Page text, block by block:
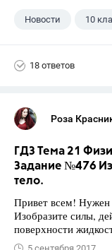
Новости 10
18 ответов
Роза
ГДЗ Тема 21
Задание №476
тело.
Привет всем! Нужен
Изобразите силы,
поверхности